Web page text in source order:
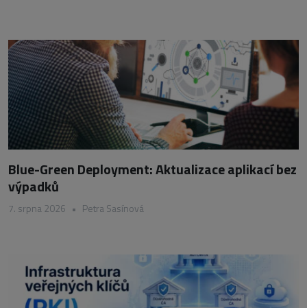
Blue-Green Deployment: Aktualizace aplikací bez
výpadků
7. srpna 2026 • Petra Sasínová